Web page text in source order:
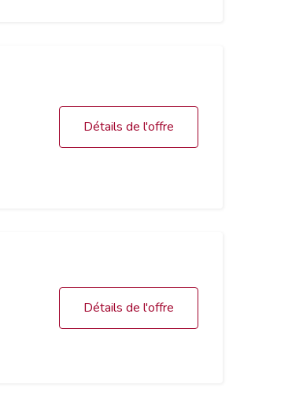
Détails de l'offre
Détails de l'offre